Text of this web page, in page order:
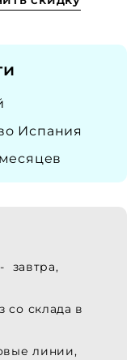
Испания
завтра,
со склада в
линии,